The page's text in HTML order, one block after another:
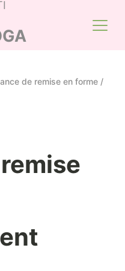
de remise en forme /